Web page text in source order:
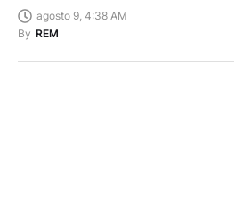
agosto 9, 4:38 AM
By REM